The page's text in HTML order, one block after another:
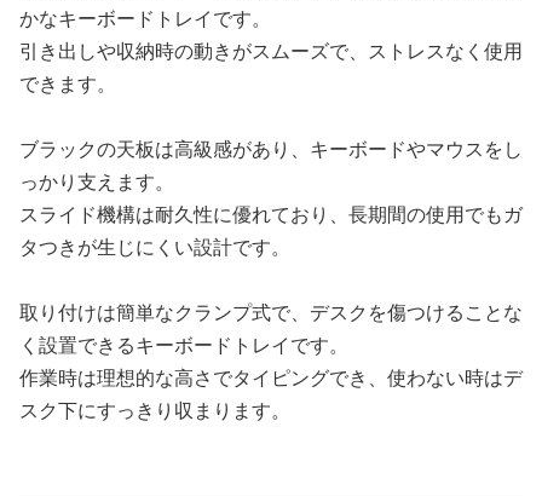
かなキーボードトレイです。
引き出しや収納時の動きがスムーズで、ストレスなく使用
できます。
ブラックの天板は高級感があり、キーボードやマウスをし
っかり支えます。
スライド機構は耐久性に優れており、長期間の使用でもガ
タつきが生じにくい設計です。
取り付けは簡単なクランプ式で、デスクを傷つけることな
く設置できるキーボードトレイです。
作業時は理想的な高さでタイピングでき、使わない時はデ
スク下にすっきり収まります。